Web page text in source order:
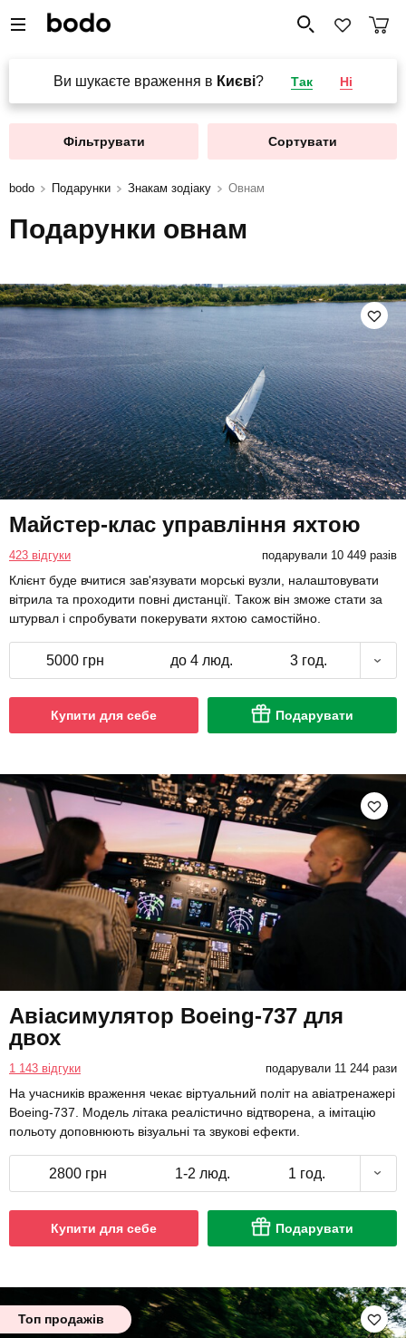
Ви шукаєте враження в Києві? Так Ні
Фільтрувати Сортувати
bodo Подарунки Знакам зодіаку Овнам
Подарунки овнам
Майстер-клас управління яхтою
423 відгуки подарували 10 449 разів
Клієнт буде вчитися зав'язувати морські вузли, налаштовувати
вітрила та проходити повні дистанції. Також він зможе стати за
штурвал і спробувати покерувати яхтою самостійно.
5000 грн до 4 люд. 3 год.
Купити для себе Подарувати
Авіасимулятор Boeing-737 для
двох
1 143 відгуки подарували 11 244 рази
На учасників враження чекає віртуальний політ на авіатренажері
Boeing-737. Модель літака реалістично відтворена, а імітацію
польоту доповнюють візуальні та звукові ефекти.
2800 грн 1-2 люд. 1 год.
Купити для себе Подарувати
Топ продажів